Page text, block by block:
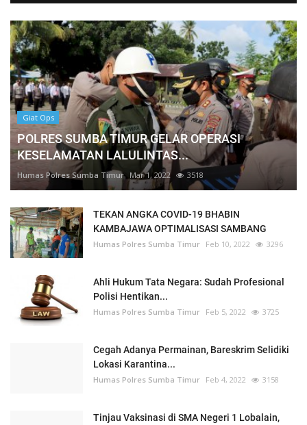
Giat Ops
POLRES SUMBA TIMUR GELAR OPERASI
KESELAMATAN LALULINTAS...
Humas Polres Sumba Timur Mar 1, 2022 3518
TEKAN ANGKA COVID-19 BHABIN
KAMBAJAWA OPTIMALISASI SAMBANG
Humas Polres Sumba Timur Feb 10, 2022 3296
Ahli Hukum Tata Negara: Sudah Profesional
Polisi Hentikan...
Humas Polres Sumba Timur Feb 5, 2022 3725
Cegah Adanya Permainan, Bareskrim Selidiki
Lokasi Karantina...
Humas Polres Sumba Timur Feb 4, 2022 3158
Tinjau Vaksinasi di SMA Negeri 1 Lobalain,